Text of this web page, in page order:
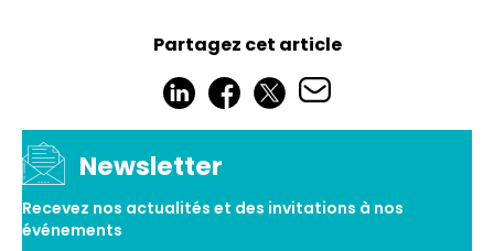
Partagez cet article
Newsletter
Recevez nos actualités et des invitations à nos
événements